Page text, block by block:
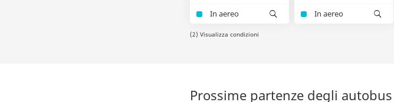
In aereo
In aereo
(2) Visualizza condizioni
Prossime partenze degli